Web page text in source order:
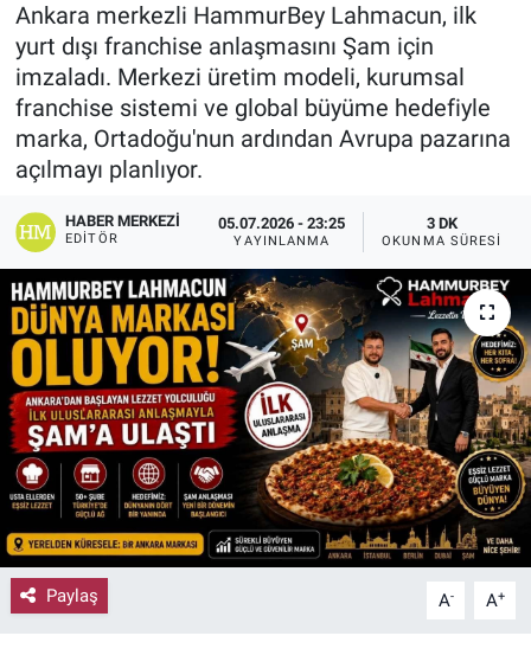
Ankara merkezli HammurBey Lahmacun, ilk
yurt dışı franchise anlaşmasını Şam için
imzaladı. Merkezi üretim modeli, kurumsal
franchise sistemi ve global büyüme hedefiyle
marka, Ortadoğu'nun ardından Avrupa pazarına
açılmayı planlıyor.
HABER MERKEZI
EDITÖR
05.07.2026 - 23:25
YAYINLANMA
3 DK
OKUNMA SÜRESI
Paylaş A- A+